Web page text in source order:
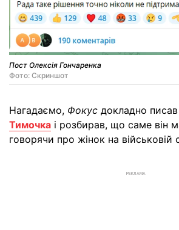
Пост Олексія Гончаренка
Фото: Скриншот
Нагадаємо, Фокус докладно
Тимочка і розбирав, що саме він
говорячи про жінок на військовій
РЕКЛАМА